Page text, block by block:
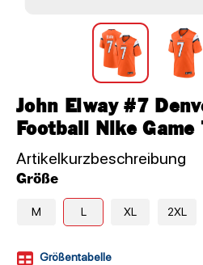
John Elway #7
Football Nike
Artikelkurzbeschreibung
Größe
M L XL 2XL
Größentabelle